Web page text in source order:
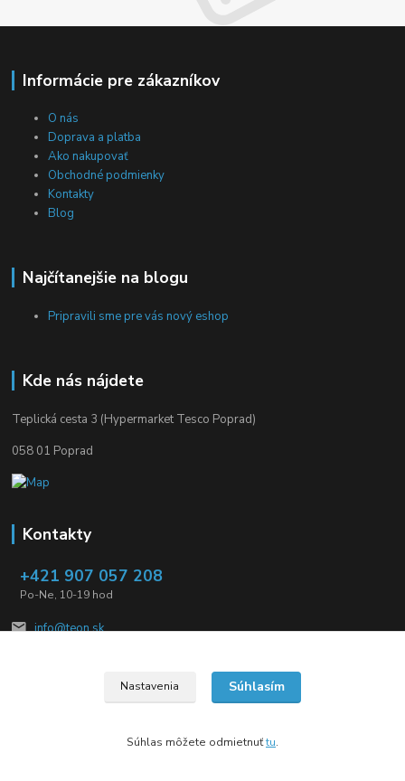
Informácie pre zákazníkov
O nás
Doprava a platba
Ako nakupovať
Obchodné podmienky
Kontakty
Blog
Najčítanejšie na blogu
Pripravili sme pre vás nový eshop
Kde nás nájdete
Teplická cesta 3 (Hypermarket Tesco Poprad)
058 01 Poprad
Kontakty
+421 907 057 208
Po-Ne, 10-19 hod
info@teon.sk
Nastavenia Súhlasím
Súhlas môžete odmietnuťtu.